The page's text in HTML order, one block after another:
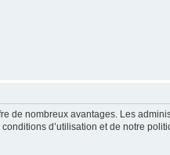
de nombreux avantages. Les
d’utilisation et de notre